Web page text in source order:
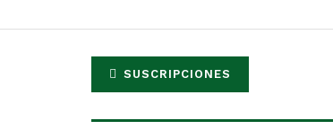
SUSCRIPCIONES